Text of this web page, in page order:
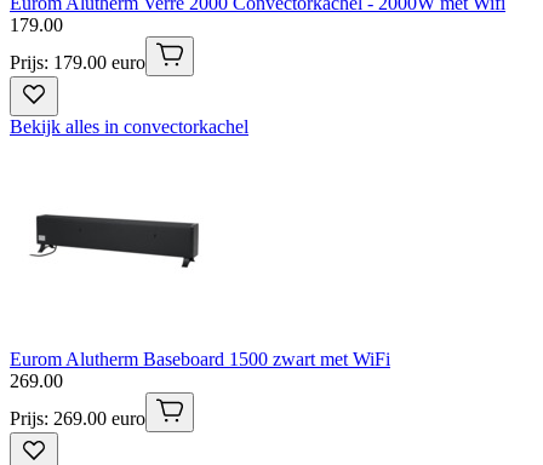
179.00
Prijs: 179.00 euro
Bekijk alles in convectorkachel
Eurom Alutherm Baseboard 1500 zwart met WiFi
269.00
Prijs: 269.00 euro